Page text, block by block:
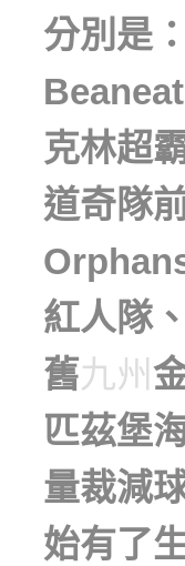
分別是
克林超
道奇隊
紅人隊
舊九州
匹茲堡
量裁減
始有了